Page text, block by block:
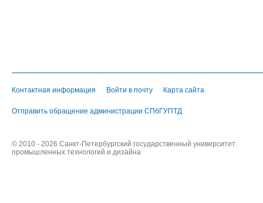
Контактная информация Войти в почту Карта сайта
Отправить обращение администрации СПбГУПТД
© 2010 - 2026 Санкт-Петербургский государственный университет
промышленных технологий и дизайна